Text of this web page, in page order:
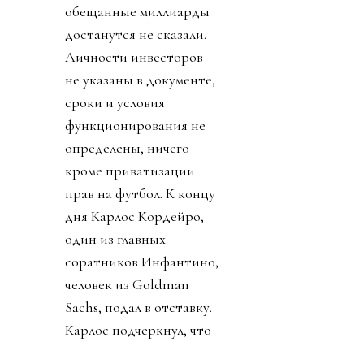
обещанные миллиарды
достанутся не сказали.
Личности инвесторов
не указаны в документе,
сроки и условия
функционирования не
определены, ничего
кроме приватизации
прав на футбол. К концу
дня Карлос Кордейро,
один из главных
соратников Инфантино,
человек из Goldman
Sachs, подал в отставку.
Карлос подчеркнул, что